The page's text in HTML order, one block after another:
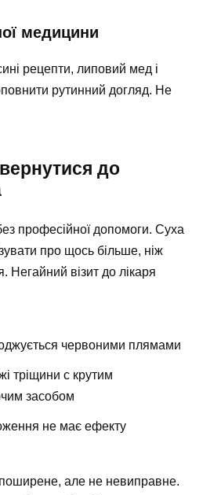
медицини
рецепти, липовий мед і
рутинний догляд. Не
до
професійної допомоги. Суха
про щось більше, ніж
Негайний візит до лікаря
червоними плямами
тріщини с крутим
засобом
не має ефекту
але не невиправне.